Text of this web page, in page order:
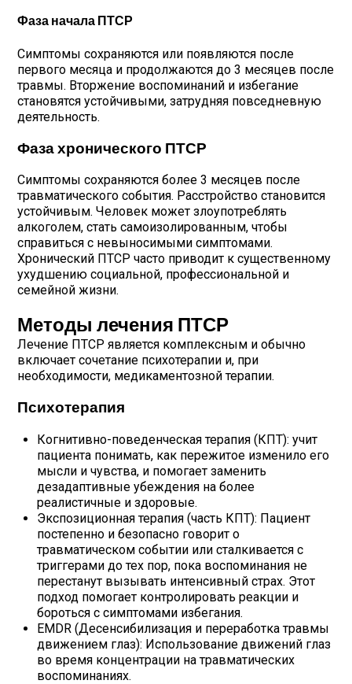
Фаза начала ПТСР
Симптомы сохраняются или появляются после
первого месяца и продолжаются до 3 месяцев после
травмы. Вторжение воспоминаний и избегание
становятся устойчивыми, затрудняя повседневную
деятельность.
Фаза хронического ПТСР
Симптомы сохраняются более 3 месяцев после
травматического события. Расстройство становится
устойчивым. Человек может злоупотреблять
алкоголем, стать самоизолированным, чтобы
справиться с невыносимыми симптомами.
Хронический ПТСР часто приводит к существенному
ухудшению социальной, профессиональной и
семейной жизни.
Методы лечения ПТСР
Лечение ПТСР является комплексным и обычно
включает сочетание психотерапии и, при
необходимости, медикаментозной терапии.
Психотерапия
Когнитивно-поведенческая терапия (КПТ): учит
пациента понимать, как пережитое изменило его
мысли и чувства, и помогает заменить
дезадаптивные убеждения на более
реалистичные и здоровые.
Экспозиционная терапия (часть КПТ): Пациент
постепенно и безопасно говорит о
травматическом событии или сталкивается с
триггерами до тех пор, пока воспоминания не
перестанут вызывать интенсивный страх. Этот
подход помогает контролировать реакции и
бороться с симптомами избегания.
EMDR (Десенсибилизация и переработка травмы
движением глаз): Использование движений глаз
во время концентрации на травматических
воспоминаниях.